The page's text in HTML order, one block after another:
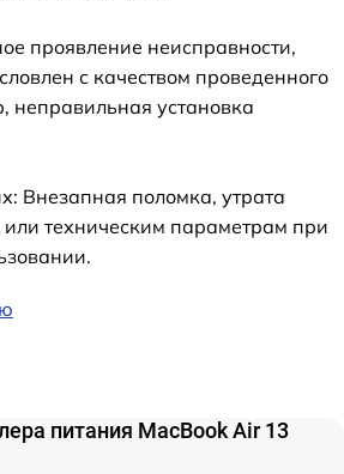
проявление неисправности,
с качеством проведенного
неправильная установка
Внезапная поломка, утрата
или техническим параметрам при
питания MacBook Air 13